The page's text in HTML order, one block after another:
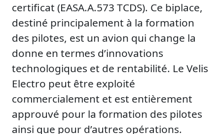
certificat (EASA.A.573 TCDS). Ce biplace,
destiné principalement à la formation
des pilotes, est un avion qui change la
donne en termes d’innovations
technologiques et de rentabilité. Le Velis
Electro peut être exploité
commercialement et est entièrement
approuvé pour la formation des pilotes
ainsi que pour d’autres opérations.